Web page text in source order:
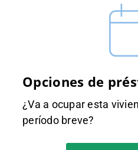
Opciones de
¿Va a ocupar esta
período breve?